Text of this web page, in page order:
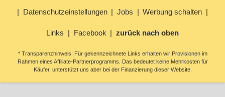
Datenschutzeinstellungen Jobs Werbung schalten
Links Facebook zurück nach oben
* Transparenzhinweis: Für gekennzeichnete Links erhalten wir Provisionen im
Rahmen eines Affiliate-Partnerprogramms. Das bedeutet keine Mehrkosten für
Käufer, unterstützt uns aber bei der Finanzierung dieser Website.